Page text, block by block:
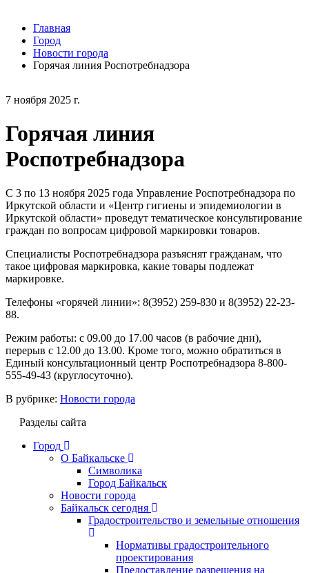
7 ноября 2025 г.
Горячая линия
Роспотребнадзора
С 3 по 13 ноября 2025 года Управление Роспотребнадзора по
Иркутской области и «Центр гигиены и эпидемиологии в
Иркутской области» проведут тематическое консультирование
граждан по вопросам цифровой маркировки товаров.
Специалисты Роспотребнадзора разъяснят гражданам, что
такое цифровая маркировка, какие товары подлежат
маркировке.
Телефоны «горячей линии»: 8(3952) 259-830 и 8(3952) 22-23-
88.
Режим работы: с 09.00 до 17.00 часов (в рабочие дни),
перерыв с 12.00 до 13.00. Кроме того, можно обратиться в
Единый консультационный центр Роспотребнадзора 8-800-
555-49-43 (круглосуточно).
В рубрике: Новости города
Разделы сайта
Город
О Байкальске
Символика
Город Байкальск
Новости города
Байкальск сегодня
Градостроительство и земельные отношения
Нормативы градостроительного
проектирования
Предоставление разрешения на
Главная
Город
Новости города
Горячая линия Роспотребнадзора